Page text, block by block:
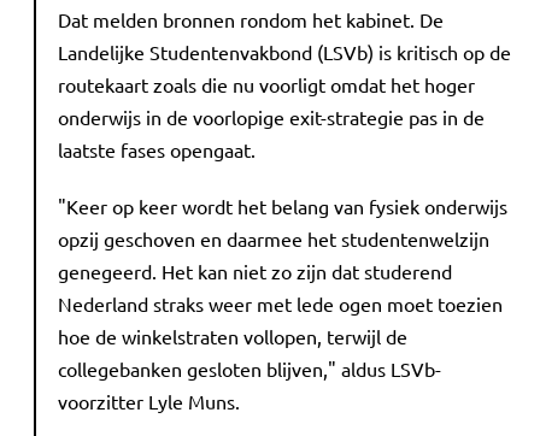
Dat melden bronnen rondom het kabinet. De
Landelijke Studentenvakbond (LSVb) is kritisch op de
routekaart zoals die nu voorligt omdat het hoger
onderwijs in de voorlopige exit-strategie pas in de
laatste fases opengaat.
"Keer op keer wordt het belang van fysiek onderwijs
opzij geschoven en daarmee het studentenwelzijn
genegeerd. Het kan niet zo zijn dat studerend
Nederland straks weer met lede ogen moet toezien
hoe de winkelstraten vollopen, terwijl de
collegebanken gesloten blijven," aldus LSVb-
voorzitter Lyle Muns.